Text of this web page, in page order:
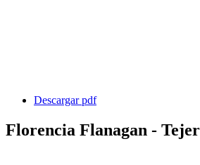
Descargar pdf
Florencia Flanagan -